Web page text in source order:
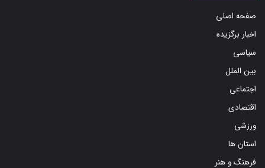
اخبار برگزیده
فرهنگ و هنر